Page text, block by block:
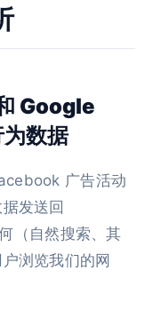
Google
数据
广告活动
发送回
（自然搜索、其
浏览我们的网